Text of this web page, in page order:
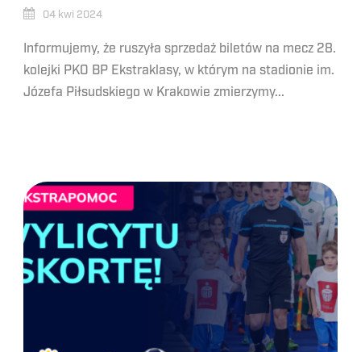
04 kwi 2024
Informujemy, że ruszyła sprzedaż biletów na mecz 28.
kolejki PKO BP Ekstraklasy, w którym na stadionie im.
Józefa Piłsudskiego w Krakowie zmierzymy...